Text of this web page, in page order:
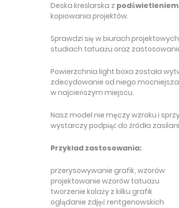
Deska kreślarska z podświetleniem
kopiowania projektów.
Sprawdzi się w biurach
studiach tatuażu oraz
Powierzchnia light boxa została
zdecydowanie od niego
w najcieńszym miejscu.
Nasz model nie męczy wzroku i
wystarczy podpiąć do źródła
Przykład zastosowania:
przerysowywanie grafik, wzorów
projektowanie wzorów tatuażu
tworzenie kolaży z kilku grafik
oglądanie zdjęć rentgenowskich